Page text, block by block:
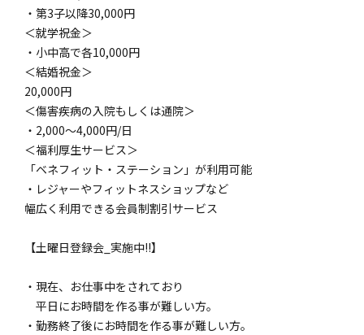
・第3子以降30,000円
＜就学祝金＞
・小中高で各10,000円
＜結婚祝金＞
20,000円
＜傷害疾病の入院もしくは通院＞
・2,000〜4,000円/日
＜福利厚生サービス＞
「ベネフィット・ステーション」が利用可能
・レジャーやフィットネスショップなど
幅広く利用できる会員制割引サービス
【土曜日登録会_実施中!!】
・現在、お仕事中をされており
平日にお時間を作る事が難しい方。
・勤務終了後にお時間を作る事が難しい方。